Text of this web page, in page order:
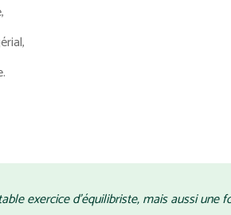
exercice d'équilibriste, mais aussi